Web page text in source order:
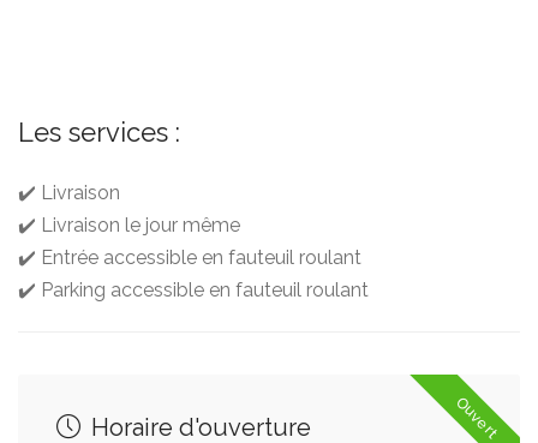
Les services :
✔️ Livraison
✔️ Livraison le jour même
✔️ Entrée accessible en fauteuil roulant
✔️ Parking accessible en fauteuil roulant
Ouvert
Horaire d'ouverture